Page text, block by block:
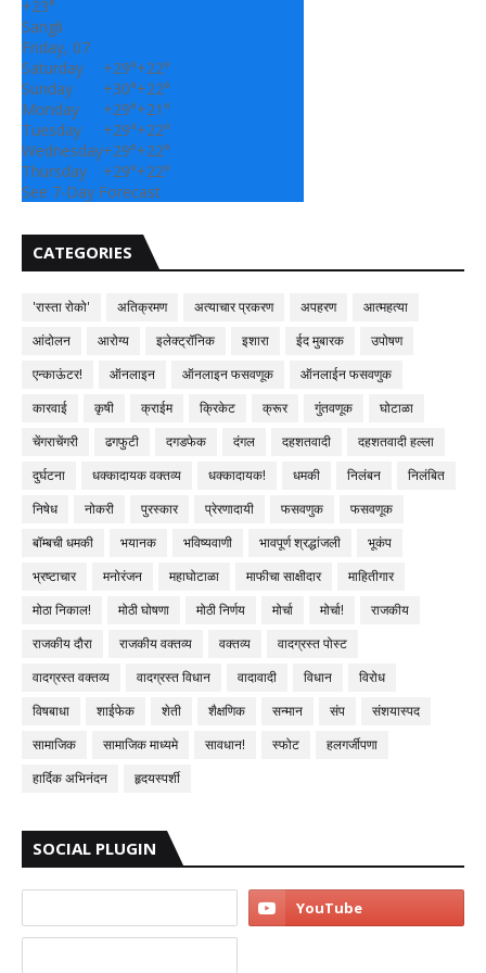
+23°
Sangli
Friday, 07
Saturday
+29°+22°
Sunday
+30°+22°
Monday
+29°+21°
Tuesday
+29°+22°
Wednesday+29°+22°
Thursday
+29°+22°
See 7-Day Forecast
CATEGORIES
'रास्ता रोको' अतिक्रमण अत्याचार प्रकरण अपहरण
आत्महत्या
आंदोलन
आरोग्य इलेक्ट्रॉनिक इशारा ईद मुबारक
उपोषण
एन्काऊंटर!
ऑनलाइन ऑनलाइन फसवणूक
ऑनलाईन फसवणुक
कारवाई
कृषी क्राईम क्रिकेट क्रूर गुंतवणूक
घोटाळा
चेंगराचेंगरी
ढगफुटी दगडफेक दंगल दहशतवादी
दहशतवादी हल्ला
दुर्घटना
धक्कादायक वक्तव्य धक्कादायक! धमकी निलंबन
निलंबित
निषेध
नोकरी पुरस्कार प्रेरणादायी फसवणुक
फसवणूक
बॉम्बची धमकी
भयानक भविष्यवाणी भावपूर्ण श्रद्धांजली
भूकंप
भ्रष्टाचार
मनोरंजन महाघोटाळा माफीचा साक्षीदार
माहितीगार
मोठा निकाल!
मोठी घोषणा मोठी निर्णय मोर्चा मोर्चा!
राजकीय
राजकीय दौरा
राजकीय वक्तव्य वक्तव्य
वादग्रस्त पोस्ट
वादग्रस्त वक्तव्य
वादग्रस्त विधान वादावादी विधान
विरोध
विषबाधा
शाईफेक शेती शैक्षणिक सन्मान संप
संशयास्पद
सामाजिक
सामाजिक माध्यमे सावधान! स्फोट
हलगर्जीपणा
हार्दिक अभिनंदन
हृदयस्पर्शी
SOCIAL PLUGIN